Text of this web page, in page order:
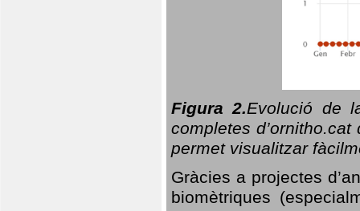
Figura 2.Evolució de
completes
permet visualitzar
Gràcies a projectes
biomètriques